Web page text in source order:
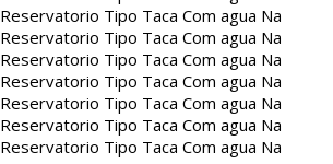
Reservatorio Tipo Taca Com agua Na
Reservatorio Tipo Taca Com agua Na
Reservatorio Tipo Taca Com agua Na
Reservatorio Tipo Taca Com agua Na
Reservatorio Tipo Taca Com agua Na
Reservatorio Tipo Taca Com agua Na
Reservatorio Tipo Taca Com agua Na